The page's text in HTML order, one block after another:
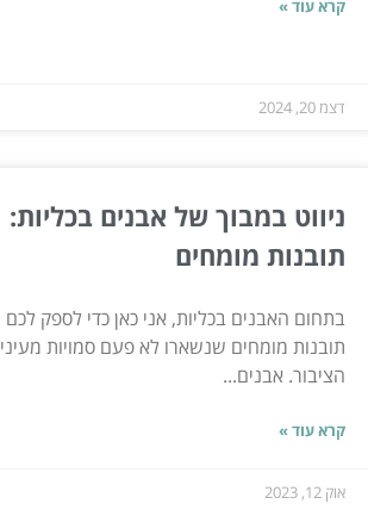
קרא עוד »
דצמ 20, 2024
ניווט במבוך של אבנים בכליות:
תובנות מומחים
בתחום האבנים בכליות, אני כאן כדי לספק לכם
תובנות מומחים שנשארו לא פעם סמויות מעיני
הציבור. אבנים...
קרא עוד »
אוק 12, 2023